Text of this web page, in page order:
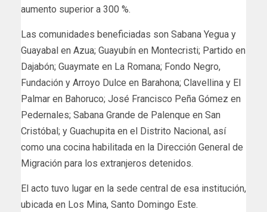
aumento superior a 300 %.
Las comunidades beneficiadas son Sabana Yegua y
Guayabal en Azua; Guayubín en Montecristi; Partido en
Dajabón; Guaymate en La Romana; Fondo Negro,
Fundación y Arroyo Dulce en Barahona; Clavellina y El
Palmar en Bahoruco; José Francisco Peña Gómez en
Pedernales; Sabana Grande de Palenque en San
Cristóbal; y Guachupita en el Distrito Nacional, así
como una cocina habilitada en la Dirección General de
Migración para los extranjeros detenidos.
El acto tuvo lugar en la sede central de esa institución,
ubicada en Los Mina, Santo Domingo Este.